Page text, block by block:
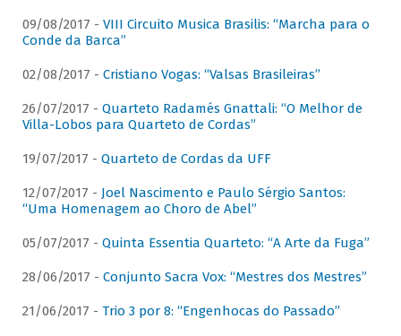
09/08/2017 - VIII Circuito Musica Brasilis: “Marcha para o
Conde da Barca”
02/08/2017 - Cristiano Vogas: “Valsas Brasileiras”
26/07/2017 - Quarteto Radamés Gnattali: “O Melhor de
Villa-Lobos para Quarteto de Cordas”
19/07/2017 - Quarteto de Cordas da UFF
12/07/2017 - Joel Nascimento e Paulo Sérgio Santos:
“Uma Homenagem ao Choro de Abel”
05/07/2017 - Quinta Essentia Quarteto: “A Arte da Fuga”
28/06/2017 - Conjunto Sacra Vox: “Mestres dos Mestres”
21/06/2017 - Trio 3 por 8: “Engenhocas do Passado”